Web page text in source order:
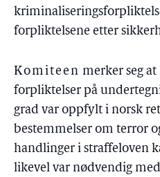
forpliktelsene etter
Komiteen merker seg
forpliktelser på
grad var oppfylt i norsk
bestemmelser om terror
handlinger i straffeloven
likevel var nødvendig